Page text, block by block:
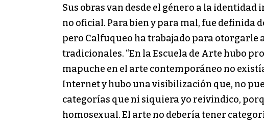
Sus obras van desde el género a la
no oficial. Para bien y para mal, fue definida
pero Calfuqueo ha trabajado para otorgarle
tradicionales. “En la Escuela de Arte hubo
mapuche en el arte contemporáneo no
Internet y hubo una visibilización que, no
categorías que ni siquiera yo reivindico,
homosexual. El arte no debería tener